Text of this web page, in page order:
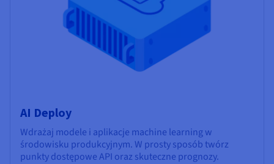
AI Deploy
Wdrażaj modele i aplikacje machine learning w
środowisku produkcyjnym. W prosty sposób twórz
punkty dostępowe API oraz skuteczne prognozy.